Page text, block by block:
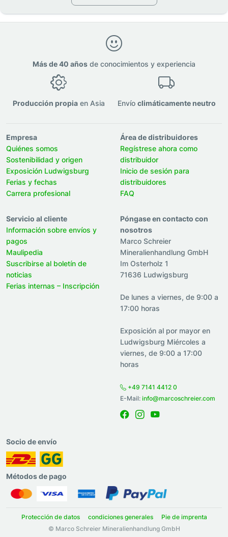
Más de 40 años de conocimientos y experiencia
Producción propiaen Asia Envío climáticamente neutro
Empresa
Quiénes somos
Sostenibilidad y origen
Exposición Ludwigsburg
Ferias y fechas
Carrera profesional
Área de distribuidores
Regístrese ahora como
distribuidor
Inicio de sesión para
distribuidores
FAQ
Servicio al cliente
Información sobre envíos y
pagos
Maulipedia
Suscribirse al boletín de
noticias
Ferias internas – Inscripción
Póngase en contacto con
nosotros
Marco Schreier
Mineralienhandlung GmbH
Im Osterholz 1
71636 Ludwigsburg
De lunes a viernes, de 9:00 a
17:00 horas
Exposición al por mayor en
Ludwigsburg Miércoles a
viernes, de 9:00 a 17:00
horas
+49 7141 4412 0
E-Mail: info@marcoschreier.com
Socio de envío
Métodos de pago
Protección de datos condiciones generales
Pie de imprenta
© Marco Schreier Mineralienhandlung GmbH